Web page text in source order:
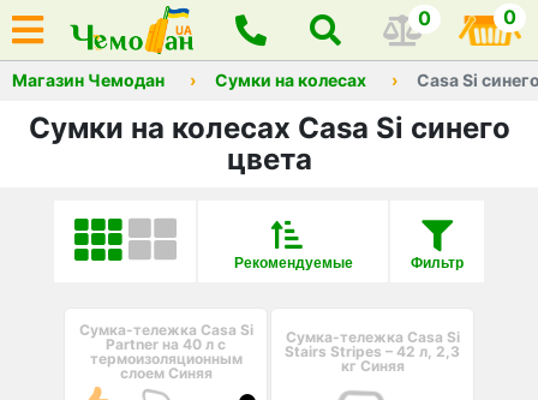
0 0
Магазин Чемодан Сумки на колесах Casa Si
Сумки на колесах Casa Si синего
цвета
Фильтр
Рекомендуемые
Сумка-тележка Casa Si
Partner на 40 л с
термоизоляционным
слоем Синяя
Сумка-тележка Casa Si
Stairs Stripes – 42 л, 2,3
кг Синяя